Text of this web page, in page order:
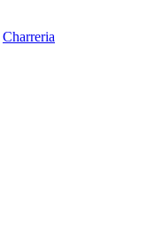
Charreria